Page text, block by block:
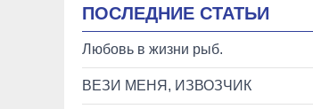
ПОСЛЕДНИЕ СТАТЬИ
Любовь в жизни рыб.
ВЕЗИ МЕНЯ, ИЗВОЗЧИК